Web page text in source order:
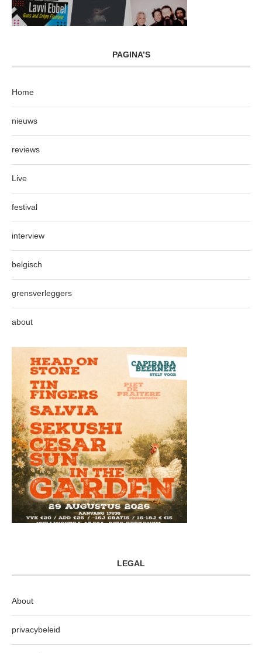
PAGINA’S
Home
nieuws
reviews
Live
festival
interview
belgisch
grensverleggers
about
LEGAL
About
privacybeleid